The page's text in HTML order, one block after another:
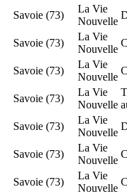
Savoie (73)
La Vie
Nouvelle
Savoie (73)
La Vie
Nouvelle
Savoie (73)
La Vie
Nouvelle
Savoie (73)
La Vie
Nouvelle
Savoie (73)
La Vie
Nouvelle
Savoie (73)
La Vie
Nouvelle
Savoie (73)
La Vie
Nouvelle